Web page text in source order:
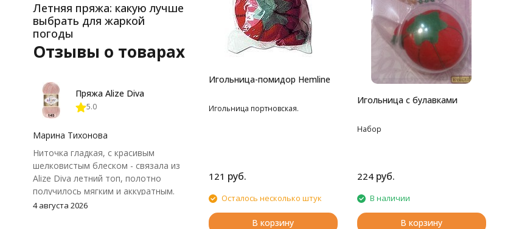
Игольница-помидор Hemline
Игольница портновская.
121 руб.
Осталось несколько штук
В корзину
Игольница с булавками
Набор
224 руб.
В наличии
В корзину
Летняя пряжа: какую лучше
выбрать для жаркой
погоды
Отзывы о товарах
Пряжа Alize Diva
5.0
Марина Тихонова
Ниточка гладкая, с красивым
шелковистым блеском - связала из
Alize Diva летний топ, полотно
получилось мягким и аккуратным.
Петли хорошо видны, вяжется
4 августа 2026